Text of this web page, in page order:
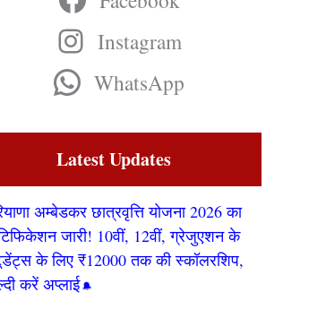
Instagram
WhatsApp
Latest Updates
अम्बेडकर छात्रवृत्ति योजना 2026 का
जारी! 10वीं, 12वीं, ग्रेजुएशन के
के लिए ₹12000 तक की स्कॉलरशिप,
करें अप्लाई